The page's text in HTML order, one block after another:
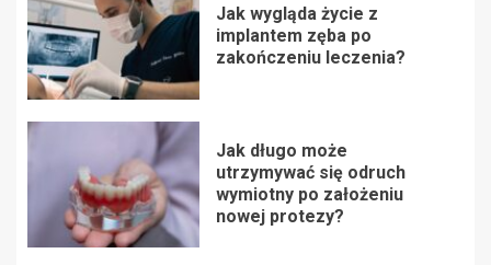
Jak wygląda życie z
implantem zęba po
zakończeniu leczenia?
Jak długo może
utrzymywać się odruch
wymiotny po założeniu
nowej protezy?